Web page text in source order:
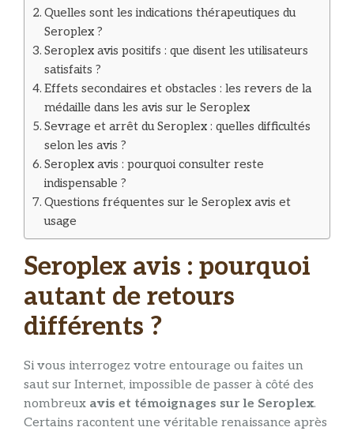
Quelles sont les indications thérapeutiques du
Seroplex ?
Seroplex avis positifs : que disent les utilisateurs
satisfaits ?
Effets secondaires et obstacles : les revers de la
médaille dans les avis sur le Seroplex
Sevrage et arrêt du Seroplex : quelles difficultés
selon les avis ?
Seroplex avis : pourquoi consulter reste
indispensable ?
Questions fréquentes sur le Seroplex avis et
usage
Seroplex avis : pourquoi
autant de retours
différents ?
Si vous interrogez votre entourage ou faites un
saut sur Internet, impossible de passer à côté des
nombreux avis et témoignages sur le Seroplex.
Certains racontent une véritable renaissance après